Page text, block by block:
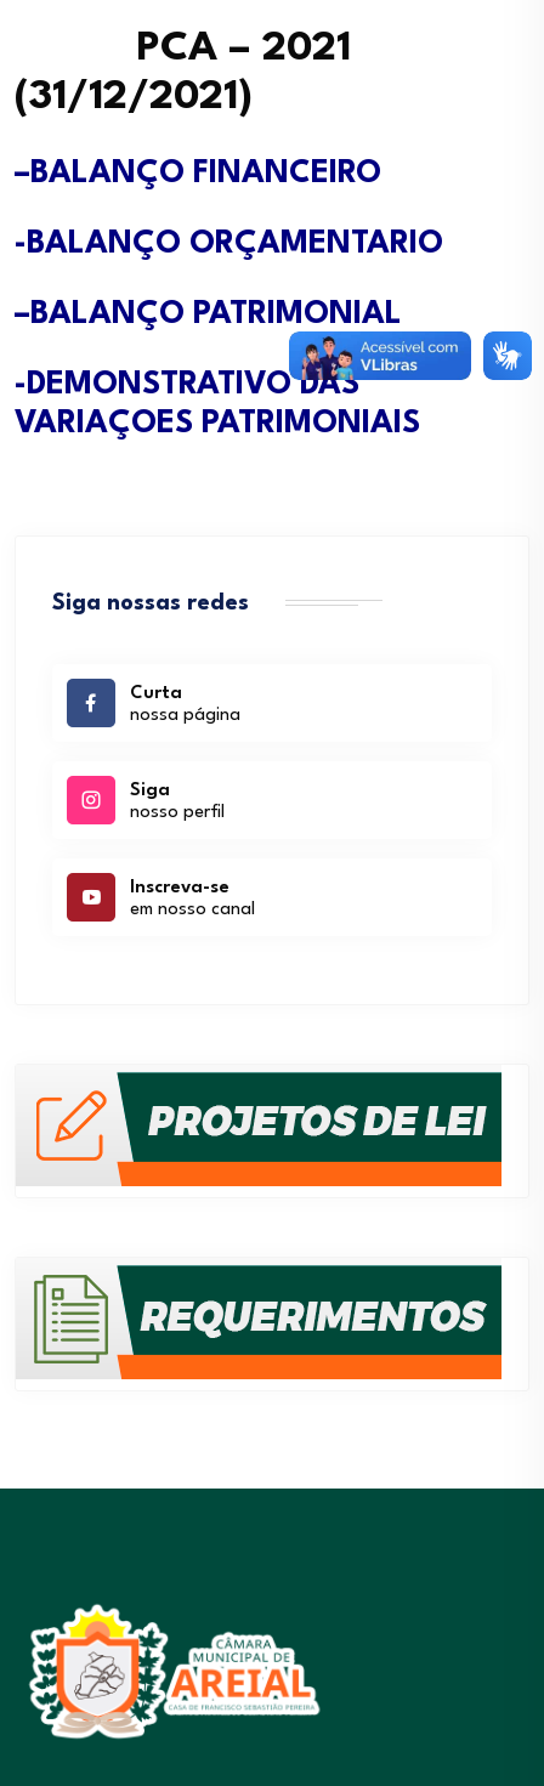
PCA – 2021
(31/12/2021)
– BALANÇO FINANCEIRO
-BALANÇO ORÇAMENTARIO
– BALANÇO PATRIMONIAL
-DEMONSTRATIVO DAS
VARIAÇOES PATRIMONIAIS
Siga nossas redes
Curta
nossa página
Siga
nosso perfil
Inscreva-se
em nosso canal